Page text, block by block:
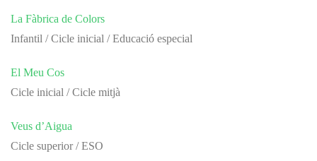
La Fàbrica de Colors
Infantil / Cicle inicial / Educació especial
El Meu Cos
Cicle inicial / Cicle mitjà
Veus d’Aigua
Cicle superior / ESO